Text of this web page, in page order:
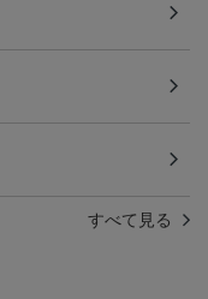
すべて見る